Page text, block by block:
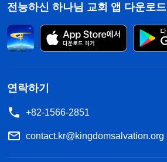
전능하신 하나님 교회 앱 다운로드
연락하기
+82-1566-2851
contact.kr@kingdomsalvation.org